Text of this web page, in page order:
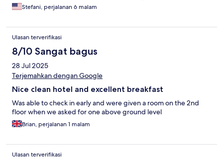
Stefani, perjalanan 6 malam
Ulasan terverifikasi
8/10 Sangat bagus
28 Jul 2025
Terjemahkan dengan Google
Nice clean hotel and excellent breakfast
Was able to check in early and were given a room on the 2nd
floor when we asked for one above ground level
Brian, perjalanan 1 malam
Ulasan terverifikasi